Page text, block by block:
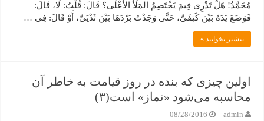
مُحَمَّدُ! هَلْ تَدْرِی فِیمَ یَخْتَصِمُ المَلَأُ الأَعْلَى؟ قَالَ: قُلْتُ: لَا، قَالَ:
فَوَضَعَ یَدَهُ بَیْنَ کَتِفَیَّ، حَتَّى وَجَدْتُ بَرْدَهَا بَیْنَ ثَدْیَیَّ، أَوْ قَالَ: فِی …
بیشتر بخوانید »
اولین چیزی که بنده در روز قیامت به خاطر آن
محاسبه می‌شود «نماز» است(۳)
admin
08/28/2016